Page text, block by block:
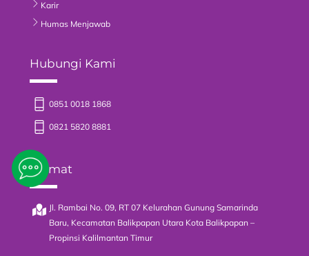
Karir
Humas Menjawab
Hubungi Kami
0851 0018 1868
0821 5820 8881
Alamat
Jl. Rambai No. 09, RT 07 Kelurahan Gunung Samarinda
Baru, Kecamatan Balikpapan Utara Kota Balikpapan –
Propinsi Kalilmantan Timur